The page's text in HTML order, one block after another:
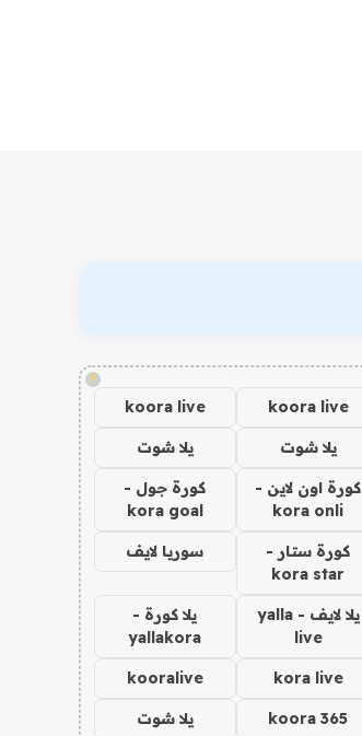
!
koora live
koora live
يلا شوت يلا شوت
كورة اون لاين -
kora onli
كورة جول -
kora goal
كورة ستار -
kora star
سوريا لايف
يلا لايف - yalla
live
يلا كورة -
yallakora
kora live
kooralive
koora 365 يلا شوت